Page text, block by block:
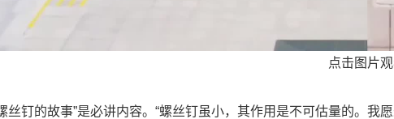
点击图片
丝钉的故事”是必讲内容。“螺丝钉虽小，其作用是不可估量的。